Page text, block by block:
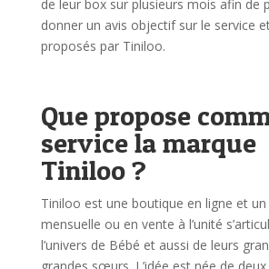
de leur box sur plusieurs mois afin de
donner un avis objectif sur le service
proposés par Tiniloo.
Que propose
service la marque
Tiniloo ?
Tiniloo est une boutique en ligne et
mensuelle ou en vente à l’unité
l’univers de Bébé et aussi de leurs